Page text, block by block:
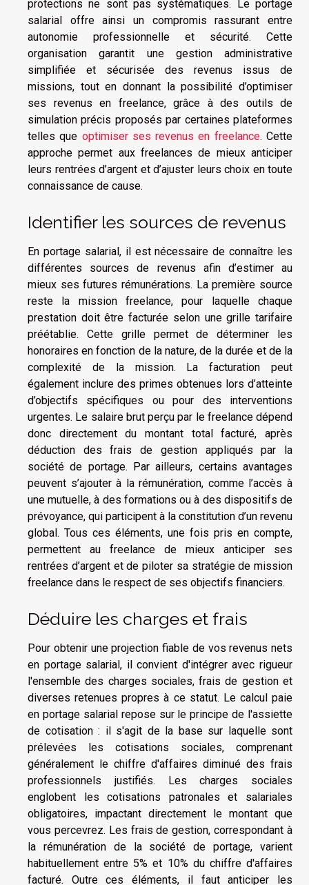
protections ne sont pas systématiques. Le portage
salarial offre ainsi un compromis rassurant entre
autonomie professionnelle et sécurité. Cette
organisation garantit une gestion administrative
simplifiée et sécurisée des revenus issus de
missions, tout en donnant la possibilité d’optimiser
ses revenus en freelance, grâce à des outils de
simulation précis proposés par certaines plateformes
telles que optimiser ses revenus en freelance. Cette
approche permet aux freelances de mieux anticiper
leurs rentrées d’argent et d’ajuster leurs choix en toute
connaissance de cause.
Identifier les sources de revenus
En portage salarial, il est nécessaire de connaître les
différentes sources de revenus afin d’estimer au
mieux ses futures rémunérations. La première source
reste la mission freelance, pour laquelle chaque
prestation doit être facturée selon une grille tarifaire
préétablie. Cette grille permet de déterminer les
honoraires en fonction de la nature, de la durée et de la
complexité de la mission. La facturation peut
également inclure des primes obtenues lors d’atteinte
d’objectifs spécifiques ou pour des interventions
urgentes. Le salaire brut perçu par le freelance dépend
donc directement du montant total facturé, après
déduction des frais de gestion appliqués par la
société de portage. Par ailleurs, certains avantages
peuvent s’ajouter à la rémunération, comme l’accès à
une mutuelle, à des formations ou à des dispositifs de
prévoyance, qui participent à la constitution d’un revenu
global. Tous ces éléments, une fois pris en compte,
permettent au freelance de mieux anticiper ses
rentrées d’argent et de piloter sa stratégie de mission
freelance dans le respect de ses objectifs financiers.
Déduire les charges et frais
Pour obtenir une projection fiable de vos revenus nets
en portage salarial, il convient d'intégrer avec rigueur
l'ensemble des charges sociales, frais de gestion et
diverses retenues propres à ce statut. Le calcul paie
en portage salarial repose sur le principe de l'assiette
de cotisation : il s'agit de la base sur laquelle sont
prélevées les cotisations sociales, comprenant
généralement le chiffre d'affaires diminué des frais
professionnels justifiés. Les charges sociales
englobent les cotisations patronales et salariales
obligatoires, impactant directement le montant que
vous percevrez. Les frais de gestion, correspondant à
la rémunération de la société de portage, varient
habituellement entre 5% et 10% du chiffre d'affaires
facturé. Outre ces éléments, il faut anticiper les